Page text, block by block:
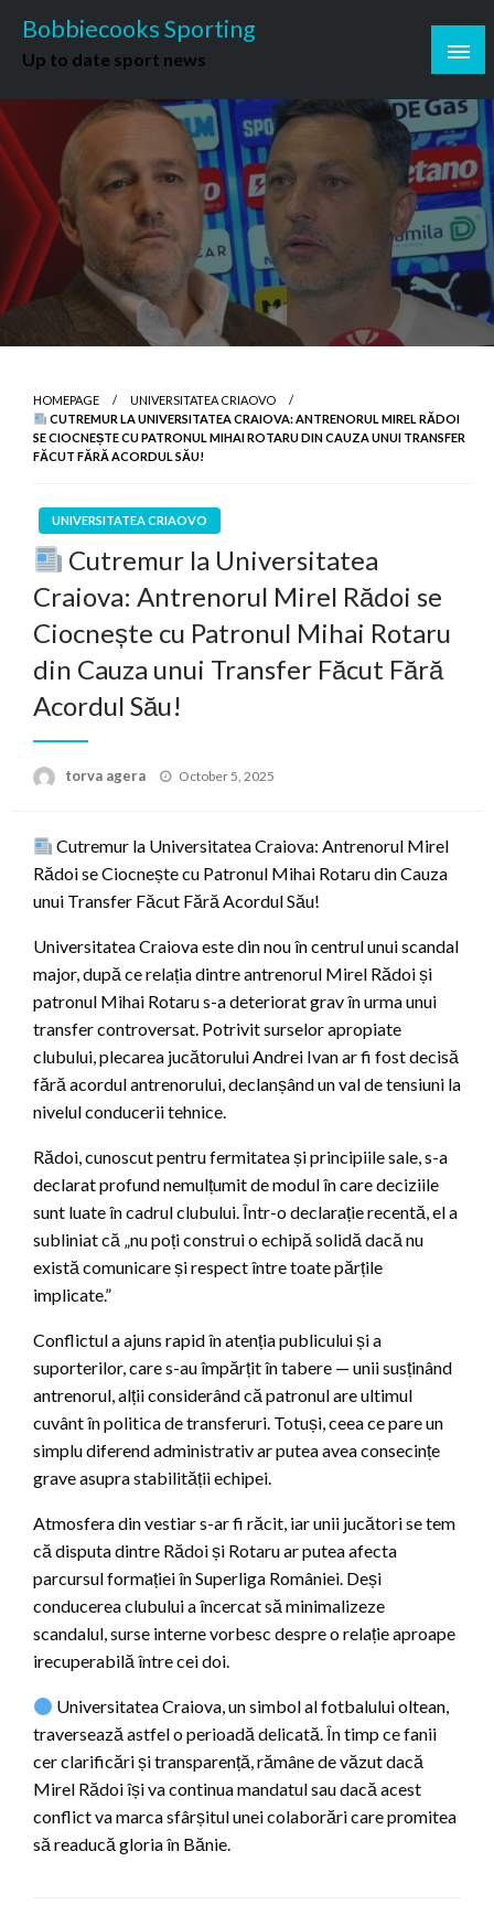
content
Bobbiecooks Sporting
Up to date sport news
HOMEPAGE
UNIVERSITATEA CRIAOVO
CUTREMUR LA UNIVERSITATEA CRAIOVA: ANTRENORUL MIREL RĂDOI
SE CIOCNEȘTE CU PATRONUL MIHAI ROTARU DIN CAUZA UNUI TRANSFER
FĂCUT FĂRĂ ACORDUL SĂU!
UNIVERSITATEA CRIAOVO
Cutremur la Universitatea
Craiova: Antrenorul Mirel Rădoi se
Ciocnește cu Patronul Mihai Rotaru
din Cauza unui Transfer Făcut Fără
Acordul Său!
torva agera
Posted
October 5, 2025
Cutremur la Universitatea Craiova: Antrenorul Mirel
Rădoi se Ciocnește cu Patronul Mihai Rotaru din Cauza
unui Transfer Făcut Fără Acordul Său!
Universitatea Craiova este din nou în centrul unui scandal
major, după ce relația dintre antrenorul Mirel Rădoi și
patronul Mihai Rotaru s-a deteriorat grav în urma unui
transfer controversat. Potrivit surselor apropiate
clubului, plecarea jucătorului Andrei Ivan ar fi fost decisă
fără acordul antrenorului, declanșând un val de tensiuni la
nivelul conducerii tehnice.
Rădoi, cunoscut pentru fermitatea și principiile sale, s-a
declarat profund nemulțumit de modul în care deciziile
sunt luate în cadrul clubului. Într-o declarație recentă, el a
subliniat că „nu poți construi o echipă solidă dacă nu
există comunicare și respect între toate părțile
implicate.”
Conflictul a ajuns rapid în atenția publicului și a
suporterilor, care s-au împărțit în tabere — unii susținând
antrenorul, alții considerând că patronul are ultimul
cuvânt în politica de transferuri. Totuși, ceea ce pare un
simplu diferend administrativ ar putea avea consecințe
grave asupra stabilității echipei.
Atmosfera din vestiar s-ar fi răcit, iar unii jucători se tem
că disputa dintre Rădoi și Rotaru ar putea afecta
parcursul formației în Superliga României. Deși
conducerea clubului a încercat să minimalizeze
scandalul, surse interne vorbesc despre o relație aproape
irecuperabilă între cei doi.
Universitatea Craiova, un simbol al fotbalului oltean,
traversează astfel o perioadă delicată. În timp ce fanii
cer clarificări și transparență, rămâne de văzut dacă
Mirel Rădoi își va continua mandatul sau dacă acest
conflict va marca sfârșitul unei colaborări care promitea
să readucă gloria în Bănie.